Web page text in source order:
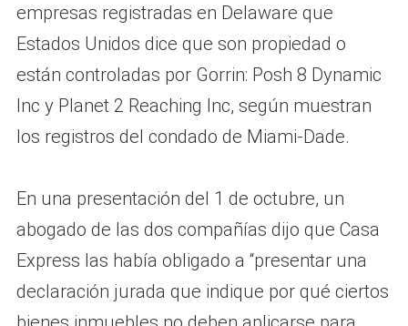
empresas registradas en Delaware que
Estados Unidos dice que son propiedad o
están controladas por Gorrin: Posh 8 Dynamic
Inc y Planet 2 Reaching Inc, según muestran
los registros del condado de Miami-Dade.
En una presentación del 1 de octubre, un
abogado de las dos compañías dijo que Casa
Express las había obligado a “presentar una
declaración jurada que indique por qué ciertos